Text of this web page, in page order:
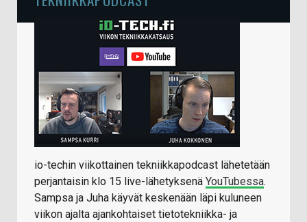
io-techin viikottainen tekniikkapodcast lähetetään
perjantaisin klo 15 live-lähetyksenä YouTubessa.
Sampsa ja Juha käyvät keskenään läpi kuluneen
viikon ajalta ajankohtaiset tietotekniikka- ja